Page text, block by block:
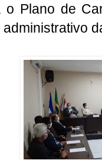
o Plano de